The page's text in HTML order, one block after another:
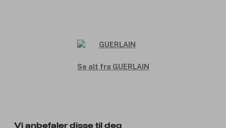
Se alt fra GUERLAIN
Vi anbefaler disse til deg